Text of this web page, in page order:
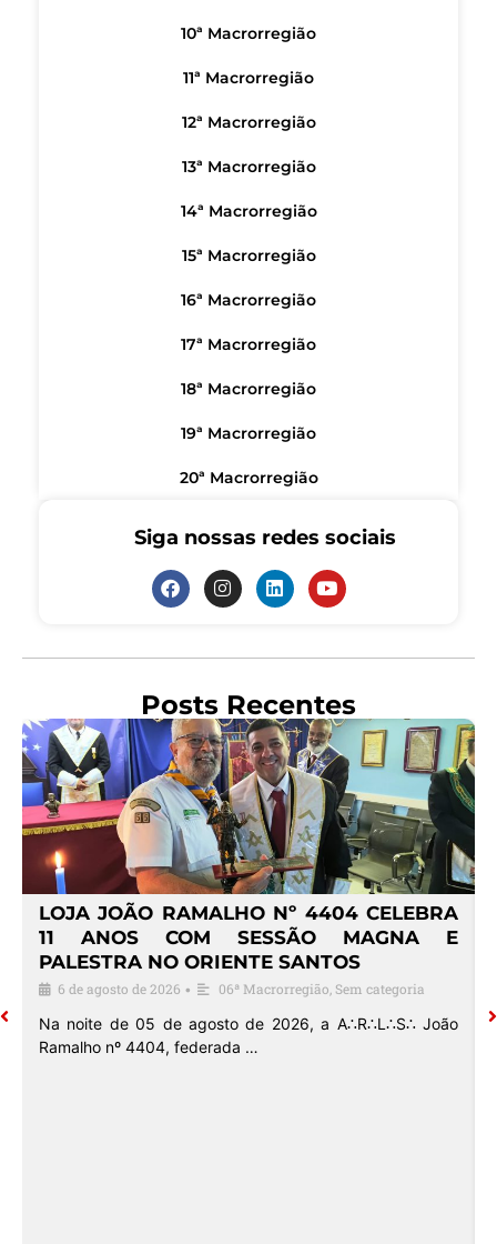
10ª Macrorregião
11ª Macrorregião
12ª Macrorregião
13ª Macrorregião
14ª Macrorregião
15ª Macrorregião
16ª Macrorregião
17ª Macrorregião
18ª Macrorregião
19ª Macrorregião
20ª Macrorregião
Siga nossas redes sociais
Posts Recentes
LOJA JOÃO RAMALHO Nº 4404 CELEBRA
11 ANOS COM SESSÃO MAGNA E
PALESTRA NO ORIENTE SANTOS
6 de agosto de 2026 • 06ª Macrorregião Sem categoria
Na noite de 05 de agosto de 2026, a A∴R∴L∴S∴ João
Ramalho nº 4404, federada …